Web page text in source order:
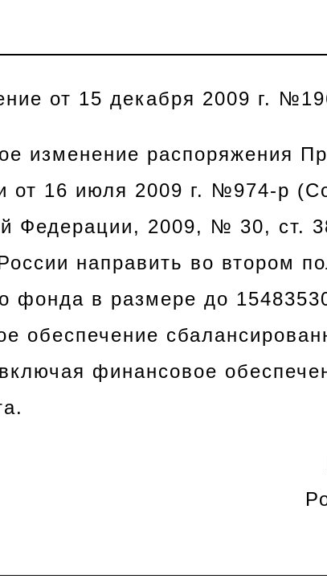
от 15 декабря 2009 г.
изменение распоряжения
от 16 июля 2009 г. №974-р
Федерации, 2009, № 30, ст.
направить во втором
фонда в размере до
обеспечение
финансовое